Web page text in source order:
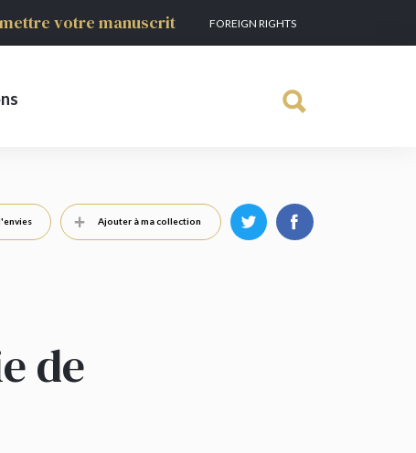
votre manuscrit FOREIGN RIGHTS
Ajouter à ma collection
de